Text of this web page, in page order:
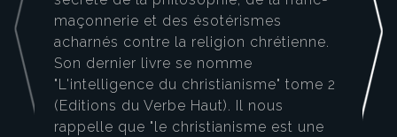
maçonnerie et des ésotérismes
acharnés contre la religion chrétienne.
Son dernier livre se nomme
"L'intelligence du christianisme" tome 2
(Editions du Verbe Haut). Il nous
rappelle que "le christianisme est une